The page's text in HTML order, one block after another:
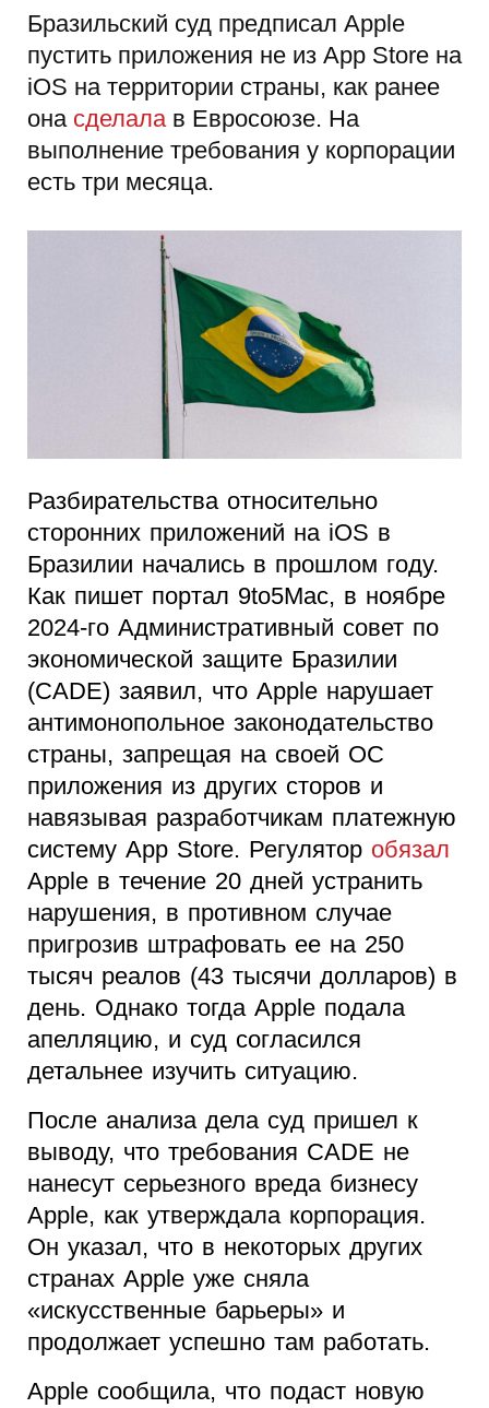
Бразильский суд предписал Apple
пустить приложения не из App Store на
iOS на территории страны, как ранее
она сделала в Евросоюзе. На
выполнение требования у корпорации
есть три месяца.
Разбирательства относительно
сторонних приложений на iOS в
Бразилии начались в прошлом году.
Как пишет портал 9to5Mac, в ноябре
2024-го Административный совет по
экономической защите Бразилии
(CADE) заявил, что Apple нарушает
антимонопольное законодательство
страны, запрещая на своей ОС
приложения из других сторов и
навязывая разработчикам платежную
систему App Store. Регулятор обязал
Apple в течение 20 дней устранить
нарушения, в противном случае
пригрозив штрафовать ее на 250
тысяч реалов (43 тысячи долларов) в
день. Однако тогда Apple подала
апелляцию, и суд согласился
детальнее изучить ситуацию.
После анализа дела суд пришел к
выводу, что требования CADE не
нанесут серьезного вреда бизнесу
Apple, как утверждала корпорация.
Он указал, что в некоторых других
странах Apple уже сняла
«искусственные барьеры» и
продолжает успешно там работать.
Apple сообщила, что подаст новую